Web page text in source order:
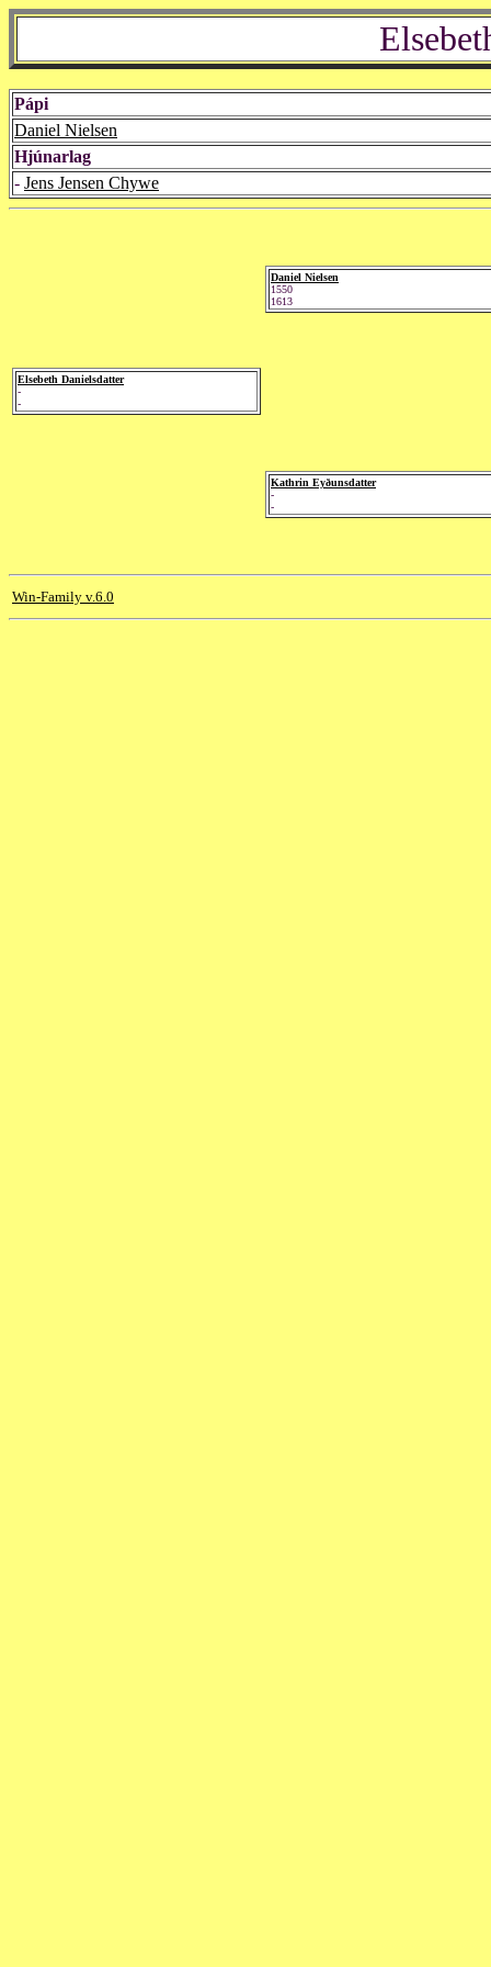
Pápi
Daniel Nielsen
Hjúnarlag
- Jens Jensen Chywe
Elsebeth Danielsdatter
-
-
Daniel Nielsen
1550
1613
Kathrin Eyðunsdatter
-
-
Win-Family v.6.0